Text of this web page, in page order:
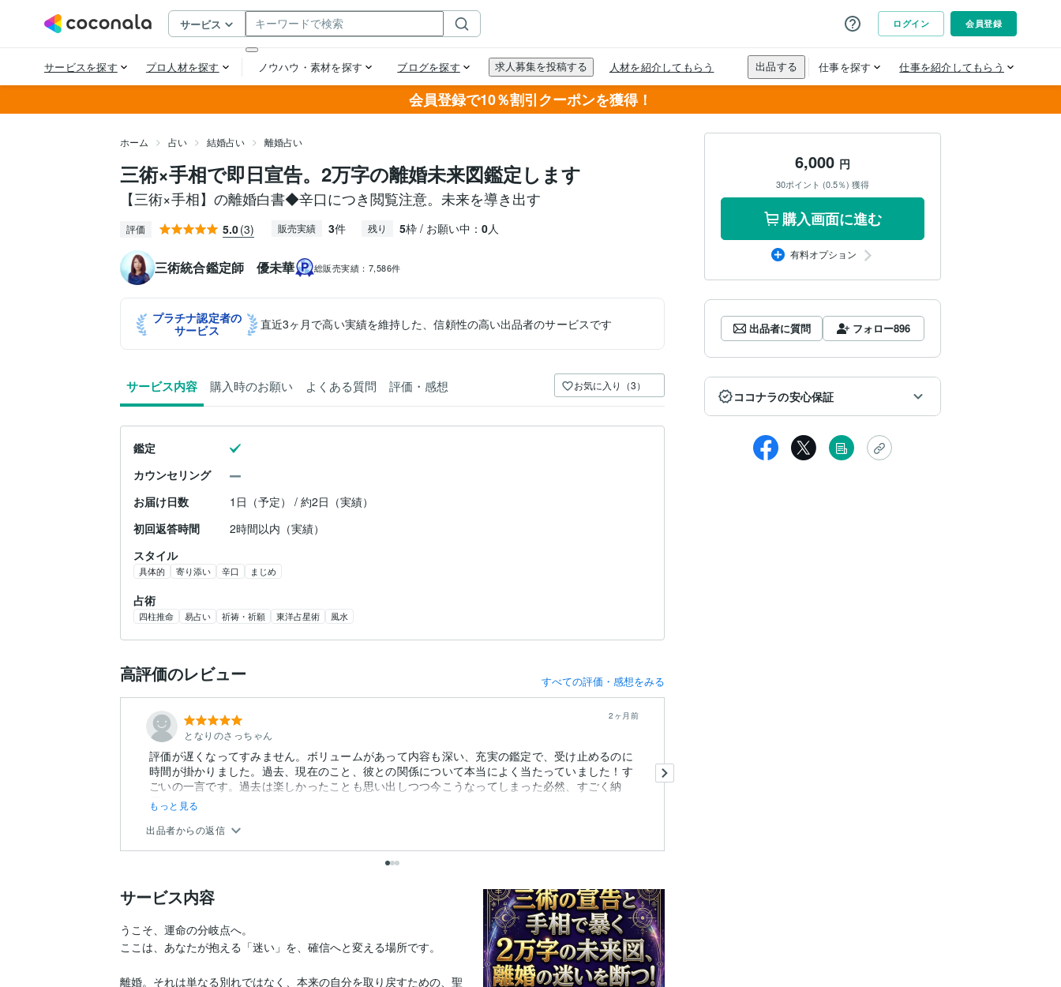
会員登録で10％割引クーポンを獲得！
ホーム 占い 結婚占い 離婚占い
三術×手相で即日宣告。2万字の離婚未来図鑑定します
【三術×手相】の離婚白書◆辛口につき閲覧注意。未来を導き出す
評価 5.0(3) 販売実績 3件 残り 5枠 / お願い中： 0人
三術統合鑑定師 優未華 総販売実績： 7,586件
プラチナ認定者の
サービス
直近3ヶ月で高い実績を維持した、信頼性の高い出品者のサービスです
サービス内容 購入時のお願い よくある質問 評価・感想 お気に入り（3）
鑑定
カウンセリング
お届け日数
1日（予定） / 約2日（実績）
初回返答時間
2時間以内（実績）
スタイル
具体的 寄り添い 辛口 まじめ
占術
四柱推命 易占い 祈祷・祈願 東洋占星術 風水
高評価のレビュー すべての評価・感想をみる
となりのさっちゃん
2ヶ月前
評価が遅くなってすみません。ボリュームがあって内容も深い、充実の鑑定で、受け止めるのに
時間が掛かりました。過去、現在のこと、彼との関係について本当によく当たっていました！す
ごいの一言です。過去は楽しかったことも思い出しつつ今こうなってしまった必然、すごく納
得...
もっと見る
出品者からの返信
サービス内容
うこそ、運命の分岐点へ。
ここは、あなたが抱える「迷い」を、確信へと変える場所です。
離婚。それは単なる別れではなく、本来の自分を取り戻すための、聖
6,000 円
30ポイント (0.5％) 獲得
購入画面に進む
有料オプション
出品者に質問 フォロー896
ココナラの安心保証